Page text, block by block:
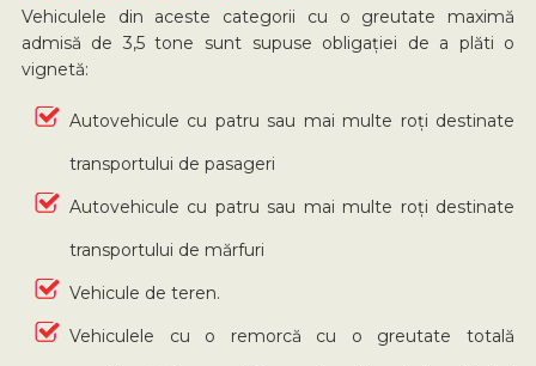
Vehiculele din aceste categorii cu o greutate maximă
admisă de 3,5 tone sunt supuse obligației de a plăti o
vignetă:
Autovehicule cu patru sau mai multe roți destinate
transportului de pasageri
Autovehicule cu patru sau mai multe roți destinate
transportului de mărfuri
Vehicule de teren.
Vehiculele cu o remorcă cu o greutate totală